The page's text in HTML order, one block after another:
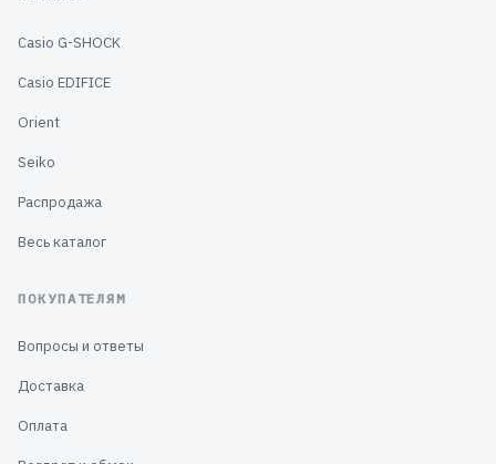
Casio G-SHOCK
Casio EDIFICE
Orient
Seiko
Распродажа
Весь каталог
ПОКУПАТЕЛЯМ
Вопросы и ответы
Доставка
Оплата